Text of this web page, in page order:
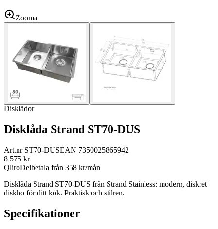
Zooma
Disklådor
Disklåda Strand ST70-DUS
Art.nr ST70-DUSEAN 7350025865942
8 575 kr
QliroDelbetala från 358 kr/mån
Disklåda Strand ST70-DUS från Strand Stainless: modern, diskret
diskho för ditt kök. Praktisk och stilren.
Specifikationer